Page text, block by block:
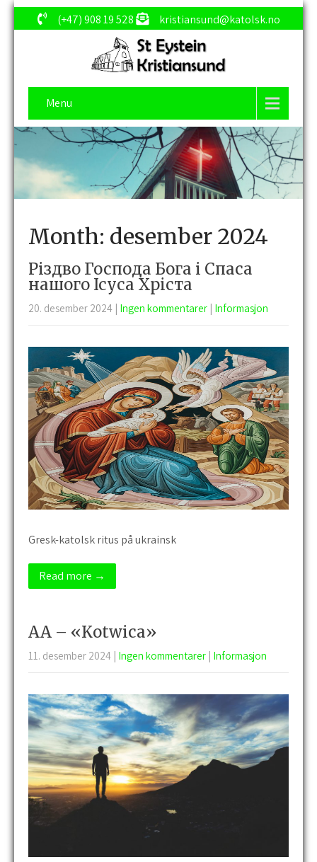
(+47) 908 19 528 kristiansund@katolsk.no
Menu
Month: desember 2024
Різдво Господа Бога і Спаса
нашого Ісуса Хріста
20. desember 2024 | Ingen kommentarer | Informasjon
Gresk-katolsk ritus på ukrainsk
Read more →
AA – «Kotwica»
11. desember 2024 | Ingen kommentarer | Informasjon